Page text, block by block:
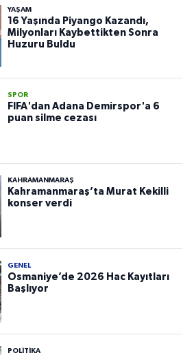
YAŞAM
16 Yaşında Piyango Kazandı,
Milyonları Kaybettikten Sonra
Huzuru Buldu
SPOR
FIFA'dan Adana Demirspor'a 6
puan silme cezası
KAHRAMANMARAŞ
Kahramanmaraş’ta Murat Kekilli
konser verdi
GENEL
Osmaniye’de 2026 Hac Kayıtları
Başlıyor
POLITIKA